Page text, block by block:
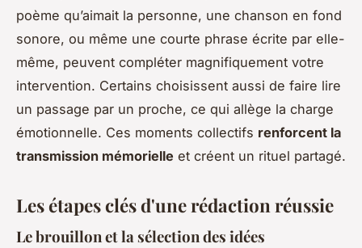
poème qu’aimait la personne, une chanson en fond
sonore, ou même une courte phrase écrite par elle-
même, peuvent compléter magnifiquement votre
intervention. Certains choisissent aussi de faire lire
un passage par un proche, ce qui allège la charge
émotionnelle. Ces moments collectifs renforcent la
transmission mémorielle et créent un rituel partagé.
Les étapes clés d'une rédaction réussie
Le brouillon et la sélection des idées